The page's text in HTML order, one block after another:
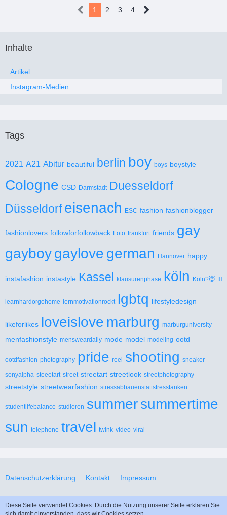
1 2 3 4
Inhalte
Artikel
Instagram-Medien
Tags
2021 A21 Abitur beautiful berlin boy boys boystyle
Cologne CSD Darmstadt Duesseldorf
Düsseldorf eisenach ESC fashion fashionblogger
fashionlovers followforfollowback Foto frankfurt friends gay
gayboygaylove german Hannover happy
instafashion instastyle Kassel klausurenphase köln Köln?😇🏳️‍🌈
learnhardorgohome lernmotivationrockt lgbtq lifestyledesign
likeforlikes loveislove marburg marburguniversity
menfashionstyle mensweardaily mode model modeling ootd
ootdfashion photography pride reel shooting sneaker
sonyalpha steeetart street streetart streetlook streetphotography
streetstyle streetwearfashion stressabbauenstattstresstanken
studentlifebalance studieren summersummertime
sun telephone travel twink video viral
Datenschutzerklärung Kontakt Impressum
Design “Flatchine” byGangstaSunny
Diese Seite verwendet Cookies. Durch die Nutzung unserer Seite erklären Sie